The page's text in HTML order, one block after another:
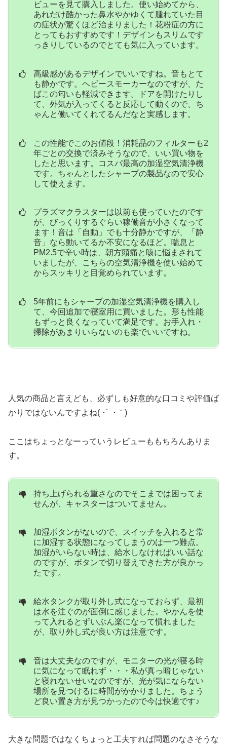
ビューを見て購入しました。使い始めてから、
あれだけ酷かった鼻水やかゆくて腫れていた目
の症状が驚くほど治まりました！花粉症の方に
とってもおすすめです！デザインもスリムです
っきりしているのでとても気に入っています。
高級感があるデザインでいいですね。音もとて
も静かです。ヘビースモーカーなのですが、た
ばこの匂いも軽減できます。ドアを開けたりし
て、外気が入ってくると反応して動くので、ち
ゃんと働いてくれてるんだなと実感します。
この性能でこのお値段！消耗品のフィルターも2
年ごとの交換で済みそうなので、いい買い物を
したと思います。コスパ最高の加湿空気清浄機
です。ちゃんとしたシャープの製品なので安心
して使えます。
プラズマクラスターは以前も使っていたのです
が、びっくりするぐらい稼働音が小さくなって
ます！音は「自動」でも十分静かですが、「静
音」なら動いてるか不安になるほど。喘息と
PM2.5で辛い時は、朝方頭痛と咳に悩まされて
いましたが、こちらの空気清浄機を使い始めて
からスッキリと目覚められています。
5年前にもシャープの加湿空気清浄機を購入し
て、今回追加で寝室用に買いました。形も性能
もずっと良くなっていて満足です。お手入れ・
掃除があまりいらないのも楽でいいですね。
人気の商品と言えども、必ずしも好意的な口コミや評価ば
かりではないんですよね( ･´ｰ･｀)
ここはちょっとなーっていうレビューももちろんありま
す。
持ち上げられる重さなのでそこまでは困ってま
せんが、キャスターはついてません。
加湿ボタンがないので、スイッチを入れると常
に加湿する状態になってしまうのは一つ難点。
加湿がいらない時は、給水しなければいい話な
のですが、ボタンで切り替えできた方が良かっ
たです。
給水タンクが取り外し式になっておらず、最初
は水を注ぐのが面倒に感じました。やかんを使
って入れるとずいぶん楽になって慣れました
が、取り外し式が良い方は注意です。
音は大丈夫なのですが、モニターの光が寝る時
に気になって眠れず・・・私が真っ暗じゃない
と寝れないせいなのですが、光が気にならない
場所を見つけるに時間がかかりました。ちょう
ど良い置き方が見つかったので今は快適です♪
大きな問題ではなくちょっと工夫すれば問題のなさそうな